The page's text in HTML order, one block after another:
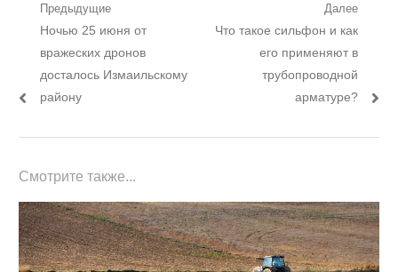
Навигация
записям
Предыдущие
Предыдущий
пост:
Ночью 25 июня от
вражеских дронов
досталось Измаильскому
району
Далее
Следующий
Что такое сильфон и как
его применяют в
трубопроводной
арматуре?
Смотрите также...